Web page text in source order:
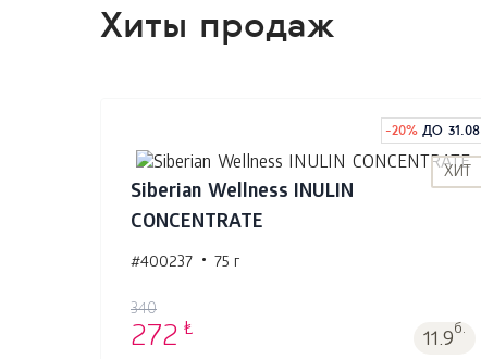
Хиты продаж
-20% ДО 31.08
ХИТ
Siberian Wellness INULIN
CONCENTRATE
#400237 75 г
340
272 ₺ 11.9б.